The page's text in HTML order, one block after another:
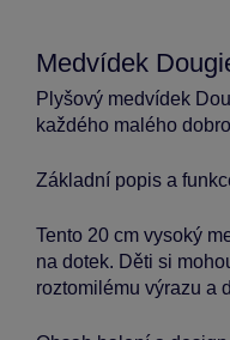
Medvídek
Plyšový medvídek
každého malého
Základní popis a
Tento 20 cm vysoký
na dotek. Děti si
roztomilému výrazu a